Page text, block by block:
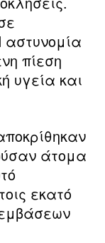
αστυνομία
πίεση
υγεία και
άτομα
εκατό